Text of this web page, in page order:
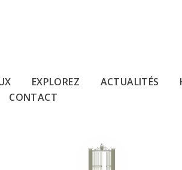
EXPLOREZ ACTUALITÉS
CONTACT